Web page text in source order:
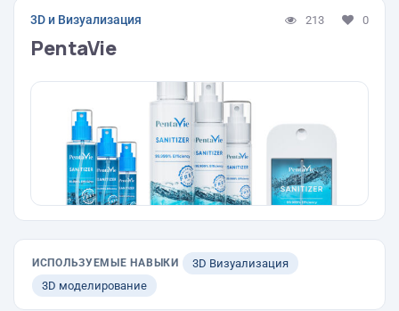
3D и Визуализация 213 0
PentaVie
ИСПОЛЬЗУЕМЫЕ НАВЫКИ
3D Визуализация
3D моделирование